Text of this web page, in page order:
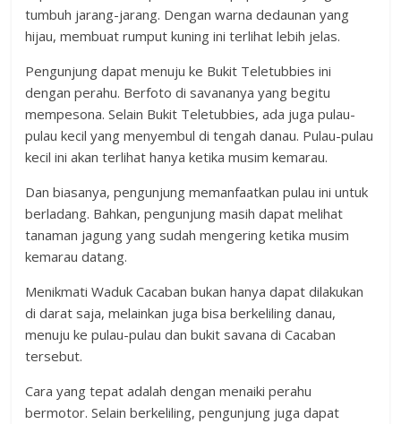
tumbuh jarang-jarang. Dengan warna dedaunan yang
hijau, membuat rumput kuning ini terlihat lebih jelas.
Pengunjung dapat menuju ke Bukit Teletubbies ini
dengan perahu. Berfoto di savananya yang begitu
mempesona. Selain Bukit Teletubbies, ada juga pulau-
pulau kecil yang menyembul di tengah danau. Pulau-pulau
kecil ini akan terlihat hanya ketika musim kemarau.
Dan biasanya, pengunjung memanfaatkan pulau ini untuk
berladang. Bahkan, pengunjung masih dapat melihat
tanaman jagung yang sudah mengering ketika musim
kemarau datang.
Menikmati Waduk Cacaban bukan hanya dapat dilakukan
di darat saja, melainkan juga bisa berkeliling danau,
menuju ke pulau-pulau dan bukit savana di Cacaban
tersebut.
Cara yang tepat adalah dengan menaiki perahu
bermotor. Selain berkeliling, pengunjung juga dapat